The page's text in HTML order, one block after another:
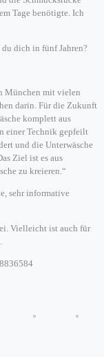
Tage benötigte. Ich
dich in fünf Jahren?
München mit vielen
darin. Für die Zukunft
komplett aus
einer Technik gepfeilt
und die Unterwäsche
Ziel ist es aus
zu kreieren.“
sehr informative
Vielleicht ist auch für